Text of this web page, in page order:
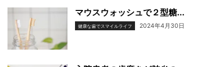
マウスウォッシュで２型糖...
健康な歯でスマイルライフ 2024年4月30日